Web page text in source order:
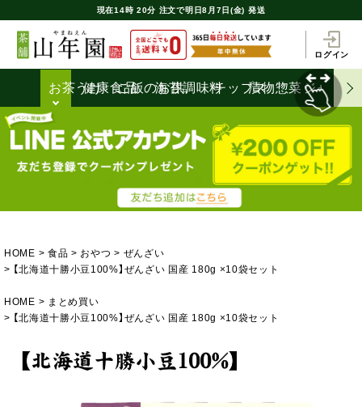
現在14時 20分 注文で明日8月7日(金) 発送
ログイン
お茶うけ健康食品ご飯のお供
海苔調味料チップス
漬物惣菜 ジャム
HOME 食品 おやつ
ぜんざい
【北海道十勝小豆100%】ぜんざい 国産 180g ×10袋セット
HOME
まとめ買い
【北海道十勝小豆100%】ぜんざい 国産 180g ×10袋セット